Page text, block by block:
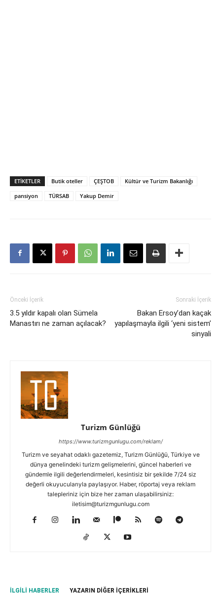
ETIKETLER Butik oteller ÇEŞTOB
Kültür ve Turizm Bakanlığı
pansiyon
TÜRSAB Yakup Demir
Önceki İçerik
3.5 yıldır kapalı olan Sümela
Manastırı ne zaman açılacak?
Sonraki İçerik
Bakan Ersoy’dan kaçak
yapılaşmayla ilgili ‘yeni sistem’
sinyali
Turizm Günlüğü
https://www.turizmgunlugu.com/reklam/
Turizm ve seyahat odaklı gazetemiz, Turizm Günlüğü, Türkiye ve
dünya genelindeki turizm gelişmelerini, güncel haberleri ve
gündemle ilgili değerlendirmeleri, kesintisiz bir şekilde 7/24 siz
değerli okuyucularıyla paylaşıyor. Haber, röportaj veya reklam
talepleriniz için bize her zaman ulaşabilirsiniz:
iletisim@turizmgunlugu.com
İLGILI HABERLER YAZARIN DIĞER İÇERIKLERI